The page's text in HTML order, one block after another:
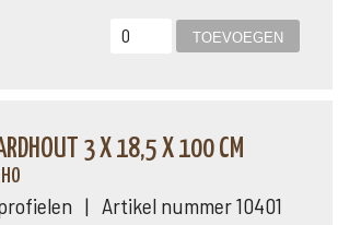
3 X 18,5 X 100 CM
| Artikel nummer 10401